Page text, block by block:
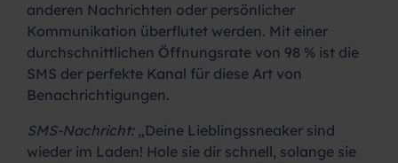
anderen Nachrichten oder persönlicher
Kommunikation überflutet werden. Mit einer
durchschnittlichen Öffnungsrate von 98 % ist die
SMS der perfekte Kanal für diese Art von
Benachrichtigungen.
SMS-Nachricht:„Deine Lieblingssneaker sind
wieder im Laden! Hole sie dir schnell, solange sie